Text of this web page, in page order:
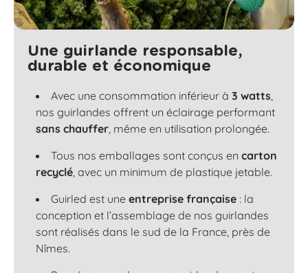
Une guirlande responsable,
durable et économique
Avec une consommation inférieur à 3 watts,
nos guirlandes offrent un éclairage performant
sans chauffer, même en utilisation prolongée.
Tous nos emballages sont conçus en carton
recyclé, avec un minimum de plastique jetable.
Guirled est une entreprise française : la
conception et l’assemblage de nos guirlandes
sont réalisés dans le sud de la France, près de
Nîmes.